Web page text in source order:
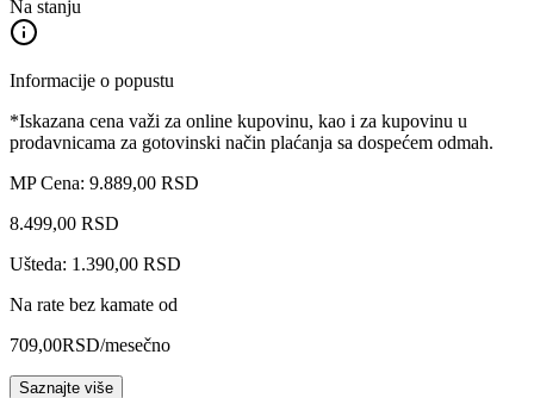
Na stanju
Informacije o popustu
*Iskazana cena važi za online kupovinu, kao i za kupovinu u
prodavnicama za gotovinski način plaćanja sa dospećem odmah.
MP Cena: 9.889,00 RSD
8.499,00 RSD
Ušteda: 1.390,00 RSD
Na rate bez kamate od
709,00RSD/mesečno
Saznajte više